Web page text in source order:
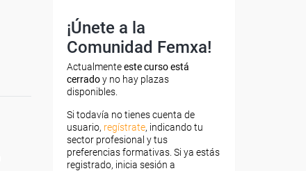
¡Únete a la
Comunidad Femxa!
Actualmenteeste curso está
cerradoy no hay plazas
disponibles.
Si todavía no tienes cuenta de
usuario, regístrate, indicando tu
sector profesional y tus
preferencias formativas. Si ya estás
registrado, inicia sesión a